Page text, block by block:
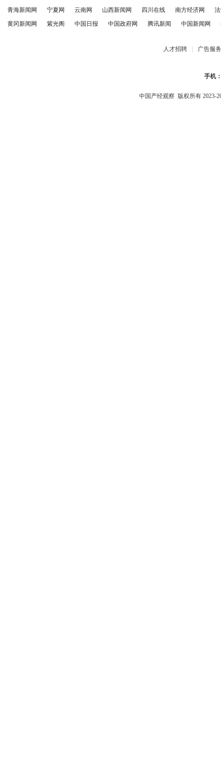
青海新闻网
宁夏网 云南网 山西新闻网 四川在线 南方经济网
黄冈新闻网
紫光阁 中国日报 中国政府网 腾讯新闻 中国新闻网
人才招聘 广告服务
手机
中国产经观察 版权所有 2023-